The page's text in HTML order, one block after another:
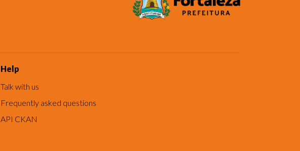
Help
Talk with us
Frequently asked questions
API CKAN